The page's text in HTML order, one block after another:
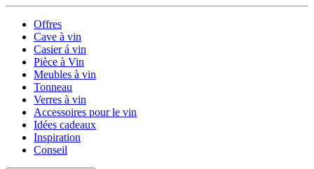
Offres
Cave à vin
Casier á vin
Pièce à Vin
Meubles à vin
Tonneau
Verres à vin
Accessoires pour le vin
Idées cadeaux
Inspiration
Conseil